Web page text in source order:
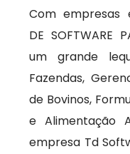
Com empresas
DE SOFTWARE
um grande
Fazendas,
de Bovinos,
e Alimentação
empresa Td